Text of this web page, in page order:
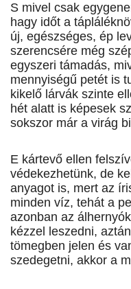
S mivel csak
hagy időt a
új, egészséges, ép
szerencsére még
egyszeri támadás,
mennyiségű petét is
kikelő lárvák szinte
hét alatt is képesek
sokszor már a virág
E kártevő ellen
védekezhetünk, de
anyagot is, mert az
minden víz, tehát a
azonban az
kézzel leszedni,
tömegben jelen és
szedegetni, akkor a